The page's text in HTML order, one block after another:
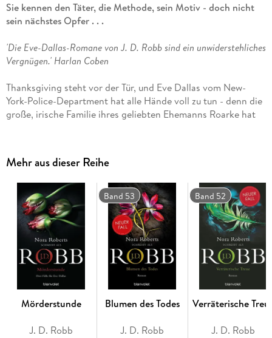
Sie kennen den Täter, die Methode, sein Motiv - doch nicht
sein nächstes Opfer . . .
'Die Eve-Dallas-Romane von J. D. Robb sind ein unwiderstehliches
Vergnügen.' Harlan Coben
Thanksgiving steht vor der Tür, und Eve Dallas vom New-
York-Police-Department hat alle Hände voll zu tun - denn die
große, irische Familie ihres geliebten Ehemanns Roarke hat
fassungslos, denn der Täter, das wird schnell klar, war deren
eigener Sohn, der aus Rache handelte. Eve und ihr Team
wissen also, wer es war, wie es passierte und was die Gründe
für den Mord waren. Was sie nun herausfinden müssen, ist,
wo der Mörder als Nächstes zuschlagen wird . . .
Future-Crime-Spannung:Packende Mordfälle in einem
futuristischen New York.
Starke Ermittlerin:
Eve Dallas überzeugt mit Cleverness, Mut
und Tiefe.
Mitreißende Romance-Elemente:Thriller-Action trifft auf
Mehr aus dieser Reihe
Mörderstunde
J. D. Robb
Band 53
Blumen des Todes
J. D. Robb
Band 52
Verräterische
J. D. Robb